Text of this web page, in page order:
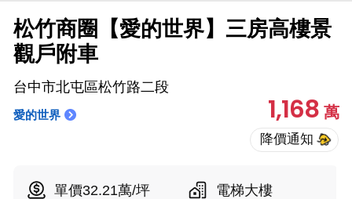
松竹商圈【愛的世界】三房高樓景
觀戶附車
台中市北屯區松竹路二段
愛的世界 1,168萬
單價32.21萬/坪 電梯大樓